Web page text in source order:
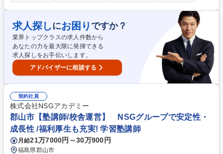
生・中学生を対象としたクラス授業指導） ■学習・進学指導 ■生徒・保護
者面談 ■入塾手続き対応 ■入塾説明会開催 ■体験授業等の企画・運営 など
変更の範囲：会社の定める業務 勤務地変更の範囲：会社の定める場所 募
集職種 長岡市【塾講師/校舎運営】 NSGグループで安定性・成長性◎/福利
厚生も充実！
求人探しにお困り ですか？
業界トップクラスの求人件数から
あなたの力を最大限に発揮できる
求人探しをお手伝いします。
アドバイザーに相談する
契約社員
株式会社NSGアカデミー
郡山市【塾講師/校舎運営】 NSGグループで安定性・
成長性 /福利厚生も充実! 学習塾講師
月給21万7000円～30万900円
福島県郡山市